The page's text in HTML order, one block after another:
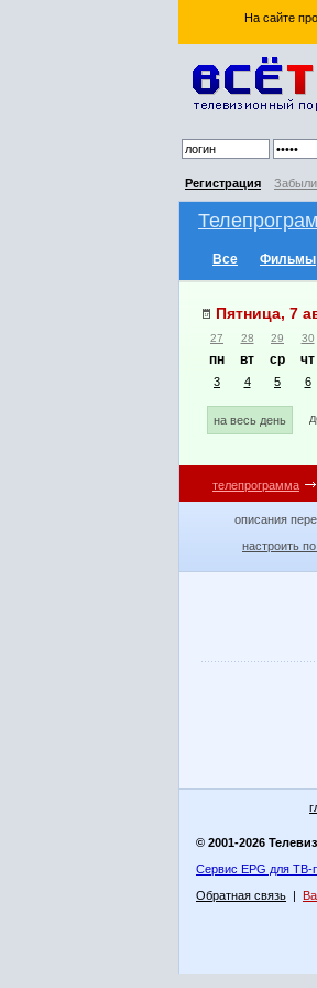
На сайте
Регистрация
Все Фильмы
Пятница, 7
27 28 29 30
пн вт ср чт
3 4 5 6
на весь день
телепрограмма
описания
настроить
© 2001-2026
Сервис EPG для ТВ-
Обратная связь |